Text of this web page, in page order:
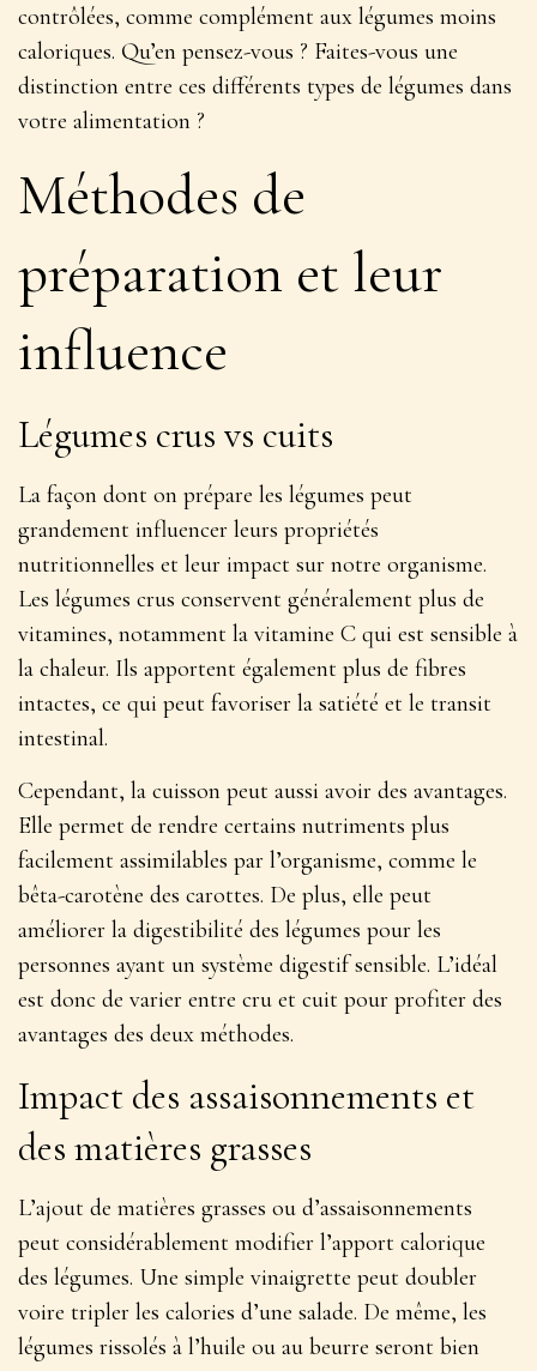
contrôlées, comme complément aux légumes moins
caloriques. Qu’en pensez-vous ? Faites-vous une
distinction entre ces différents types de légumes dans
votre alimentation ?
Méthodes de
préparation et leur
influence
Légumes crus vs cuits
La façon dont on prépare les légumes peut
grandement influencer leurs propriétés
nutritionnelles et leur impact sur notre organisme.
Les légumes crus conservent généralement plus de
vitamines, notamment la vitamine C qui est sensible à
la chaleur. Ils apportent également plus de fibres
intactes, ce qui peut favoriser la satiété et le transit
intestinal.
Cependant, la cuisson peut aussi avoir des avantages.
Elle permet de rendre certains nutriments plus
facilement assimilables par l’organisme, comme le
bêta-carotène des carottes. De plus, elle peut
améliorer la digestibilité des légumes pour les
personnes ayant un système digestif sensible. L’idéal
est donc de varier entre cru et cuit pour profiter des
avantages des deux méthodes.
Impact des assaisonnements et
des matières grasses
L’ajout de matières grasses ou d’assaisonnements
peut considérablement modifier l’apport calorique
des légumes. Une simple vinaigrette peut doubler
voire tripler les calories d’une salade. De même, les
légumes rissolés à l’huile ou au beurre seront bien